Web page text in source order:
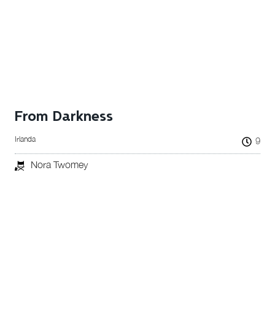
From Darkness
Irlanda 9
Nora Twomey